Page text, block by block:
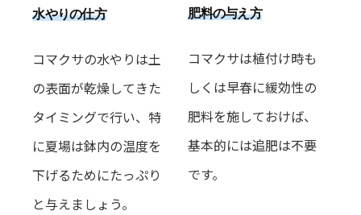
水やりの仕方
コマクサの水やりは土
の表面が乾燥してきた
タイミングで行い、特
に夏場は鉢内の温度を
下げるためにたっぷり
と与えましょう。
肥料の与え方
コマクサは植付け時も
しくは早春に緩効性の
肥料を施しておけば、
基本的には追肥は不要
です。